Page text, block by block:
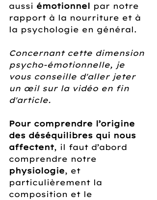
aussi émotionnel par notre
rapport à la nourriture et à
la psychologie en général.
Concernant cette dimension
psycho-émotionnelle, je
vous conseille d'aller jeter
un œil sur la vidéo en fin
d'article.
Pour comprendre l’origine
des déséquilibres qui nous
affectent, il faut d’abord
comprendre notre
physiologie, et
particulièrement la
composition et le